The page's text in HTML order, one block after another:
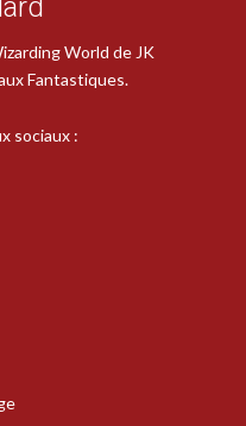
World de JK
Fantastiques.
sociaux :